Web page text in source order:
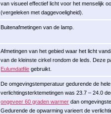
van visueel effectief licht voor het menselijk
(vergeleken met daggevoeligheid).
Buitenafmetingen van de lamp.
Afmetingen van het gebied waar het licht
van de kleinste cirkel rondom de leds. Deze
Eulumdatfile gebruikt.
De omgevingstemperatuur gedurende de
verlichtingsterktemetingen was 23.7 – 24.0
ongeveer 60 graden warmer dan
Gedurende de opwarming varieert de